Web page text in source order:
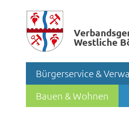
Westliche
Bürgerservice &
Bauen & Wohnen